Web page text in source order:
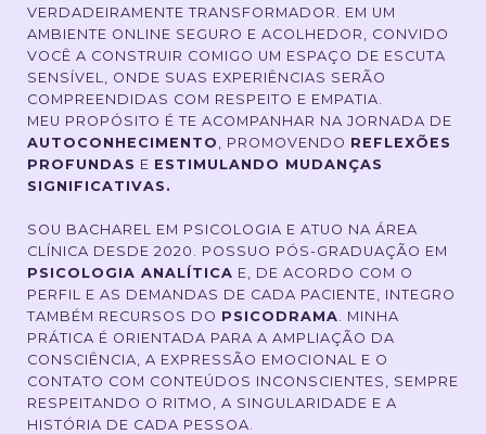
VERDADEIRAMENTE TRANSFORMADOR. EM UM
AMBIENTE ONLINE SEGURO E ACOLHEDOR, CONVIDO
VOCÊ A CONSTRUIR COMIGO UM ESPAÇO DE ESCUTA
SENSÍVEL, ONDE SUAS EXPERIÊNCIAS SERÃO
COMPREENDIDAS COM RESPEITO E EMPATIA.
MEU PROPÓSITO É TE ACOMPANHAR NA JORNADA DE
AUTOCONHECIMENTO , PROMOVENDO REFLEXÕES
PROFUNDAS E ESTIMULANDO MUDANÇAS
SIGNIFICATIVAS.
SOU BACHAREL EM PSICOLOGIA E ATUO NA ÁREA
CLÍNICA DESDE 2020. POSSUO PÓS-GRADUAÇÃO EM
PSICOLOGIA ANALÍTICA E, DE ACORDO COM O
PERFIL E AS DEMANDAS DE CADA PACIENTE, INTEGRO
TAMBÉM RECURSOS DO PSICODRAMA. MINHA
PRÁTICA É ORIENTADA PARA A AMPLIAÇÃO DA
CONSCIÊNCIA, A EXPRESSÃO EMOCIONAL E O
CONTATO COM CONTEÚDOS INCONSCIENTES, SEMPRE
RESPEITANDO O RITMO, A SINGULARIDADE E A
HISTÓRIA DE CADA PESSOA.